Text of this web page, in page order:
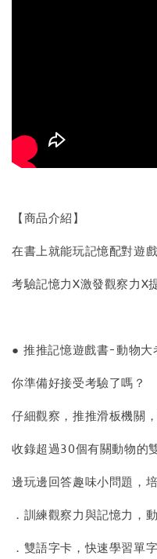
【商品介紹】
在書上就能玩記憶配對遊戲
考驗記憶力X激發觀察力X
● 推推記憶遊戲書-動物大
你準備好接受考驗了嗎？
仔細觀察，推推滑板機關
收錄超過30個有關動物的
邊玩邊回答趣味小問題，
．訓練觀察力與記憶力，
．雙語字卡，快速學習單字